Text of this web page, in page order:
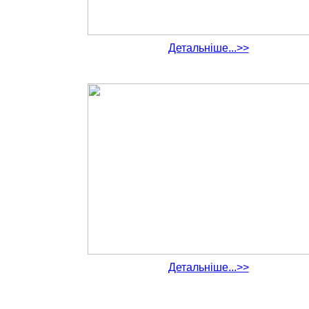
Детальніше...>>
Детальніше...>>